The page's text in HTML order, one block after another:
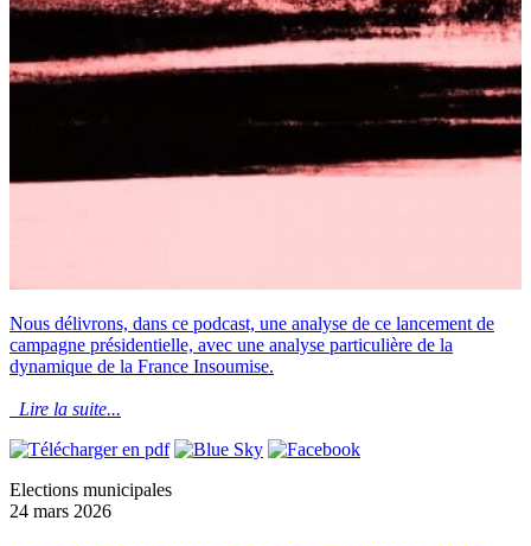
Nous délivrons, dans ce podcast, une analyse de ce lancement de
campagne présidentielle, avec une analyse particulière de la
dynamique de la France Insoumise.
Lire la suite...
Elections municipales
24 mars 2026